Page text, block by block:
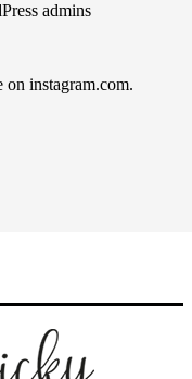
admins
on instagram.com.